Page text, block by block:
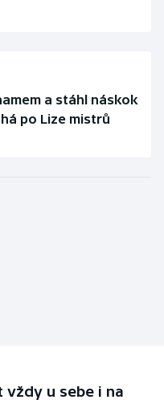
a stáhl náskok
po Lize mistrů
u sebe i na